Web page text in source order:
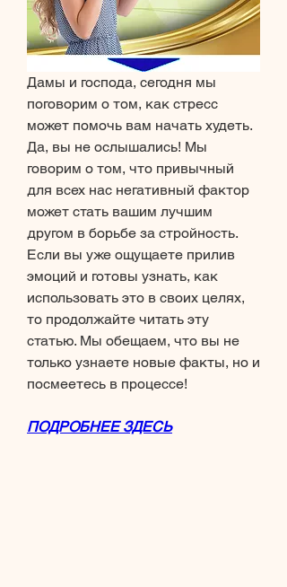
Дамы и господа, сегодня мы
поговорим о том, как стресс
может помочь вам начать худеть.
Да, вы не ослышались! Мы
говорим о том, что привычный
для всех нас негативный фактор
может стать вашим лучшим
другом в борьбе за стройность.
Если вы уже ощущаете прилив
эмоций и готовы узнать, как
использовать это в своих целях,
то продолжайте читать эту
статью. Мы обещаем, что вы не
только узнаете новые факты, но и
посмеетесь в процессе!
ПОДРОБНЕЕ ЗДЕСЬ